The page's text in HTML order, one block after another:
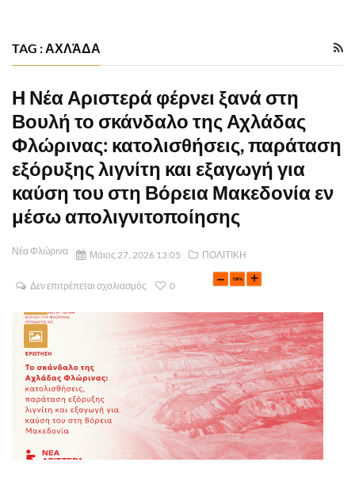
TAG : ΑΧΛΆΔΑ
Η Νέα Αριστερά φέρνει ξανά στη
Βουλή το σκάνδαλο της Αχλάδας
Φλώρινας: κατολισθήσεις, παράταση
εξόρυξης λιγνίτη και εξαγωγή για
καύση του στη Βόρεια Μακεδονία εν
μέσω απολιγνιτοποίησης
Νέα Φλώρινα Μάιος 27, 2026 13:05 ΠΟΛΙΤΙΚΗ
Δεν επιτρέπεται σχολιασμός 0